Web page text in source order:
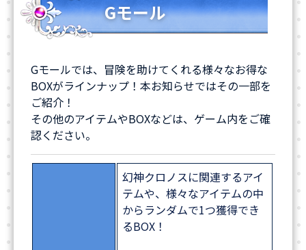
Gモール
Gモールでは、冒険を助けてくれる様々なお得な
BOXがラインナップ！本お知らせではその一部を
ご紹介！
その他のアイテムやBOXなどは、ゲーム内をご確
認ください。
幻神クロノスに関連するアイ
テムや、様々なアイテムの中
からランダムで1つ獲得でき
るBOX！